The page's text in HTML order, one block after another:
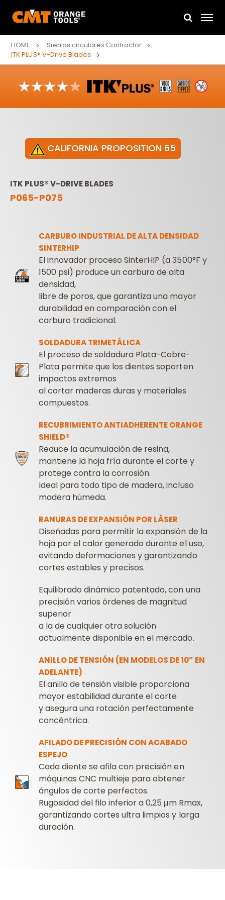
HOME
Sierras circulares Contractor
ITK PLUS® V-Drive Blades
CALIFORNIA PROPOSITION 65
ITK PLUS® V-DRIVE BLADES
P065-P075
CARBURO INDUSTRIAL DE ALTA DENSIDAD
SINTERHIP
El innovador proceso SinterHIP (a 3500°F y
1500 psi) produce un carburo de alta
densidad,
libre de poros, que garantiza una mayor
durabilidad en comparación con el
carburo tradicional.
SOLDADURA TRIMETÁLICA
El proceso de soldadura Plata-Cobre-
Plata permite que los dientes soporten
impactos extremos
al cortar maderas duras y materiales
compuestos.
RECUBRIMIENTO ANTIADHERENTE ORANGE
SHIELD®
Reduce la acumulación de resina,
mantiene la hoja fría durante el corte y
protege contra la corrosión.
Ideal para todo tipo de madera, incluso
madera húmeda.
RANURAS DE EXPANSIÓN POR LÁSER
Diseñadas para permitir la expansión de la
hoja por el calor generado durante el uso,
evitando deformaciones y garantizando
cortes estables y precisos.
Equilibrado dinámico patentado, con una
precisión varios órdenes de magnitud
superior
a la de cualquier otra solución
actualmente disponible en el mercado.
ANILLO DE TENSIÓN (EN MODELOS DE 10” EN
ADELANTE)
El anillo de tensión visible proporciona
mayor estabilidad durante el corte
y asegura una rotación perfectamente
concéntrica.
AFILADO DE PRECISIÓN CON ACABADO
ESPEJO
Cada diente se afila con precisión en
máquinas CNC multieje para obtener
ángulos de corte perfectos.
Rugosidad del filo inferior a 0,25 μm Rmax,
garantizando cortes ultra limpios y larga
duración.